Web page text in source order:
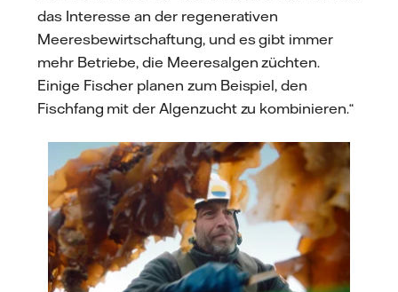
das Interesse an der regenerativen
Meeresbewirtschaftung, und es gibt immer
mehr Betriebe, die Meeresalgen züchten.
Einige Fischer planen zum Beispiel, den
Fischfang mit der Algenzucht zu kombinieren.“